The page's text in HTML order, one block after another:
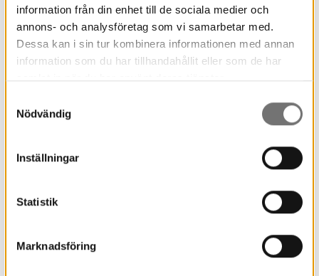
information från din enhet till de sociala medier och
annons- och analysföretag som vi samarbetar med.
Dessa kan i sin tur kombinera informationen med annan
information som du har tillhandahållit eller som de har
samlat in när du har använt deras tjänster.
Nödvändig
Inställningar
Statistik
Marknadsföring